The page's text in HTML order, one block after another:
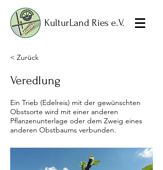
KulturLand Ries e.V.
< Zurück
Veredlung
Ein Trieb (Edelreis) mit der gewünschten
Obstsorte wird mit einer anderen
Pflanzenunterlage oder dem Zweig eines
anderen Obstbaums verbunden.